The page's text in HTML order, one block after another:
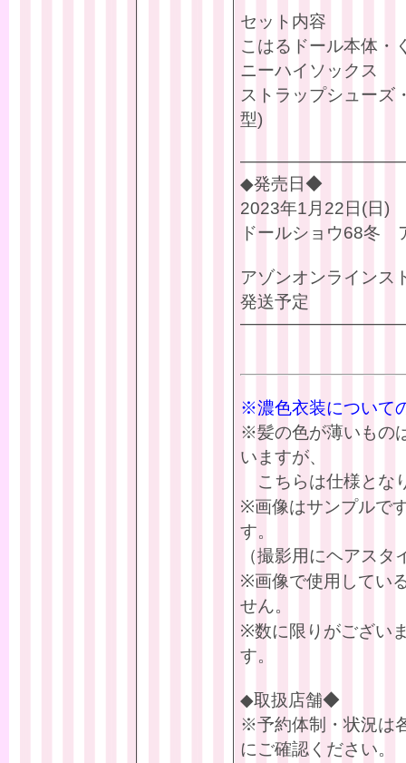
セット内容
こはるドール本体・
ニーハイソックス
ストラップシューズ
型)
◆発売日◆
2023年1月22日(日)
ドールショウ68冬
アゾンオンライン
発送予定
※濃色衣装について
※髪の色が薄いもの
いますが、
こちらは仕様とな
※画像はサンプルで
す。
（撮影用にヘアス
※画像で使用してい
せん。
※数に限りがござい
す。
◆取扱店舗◆
※予約体制・状況は
にご確認ください。